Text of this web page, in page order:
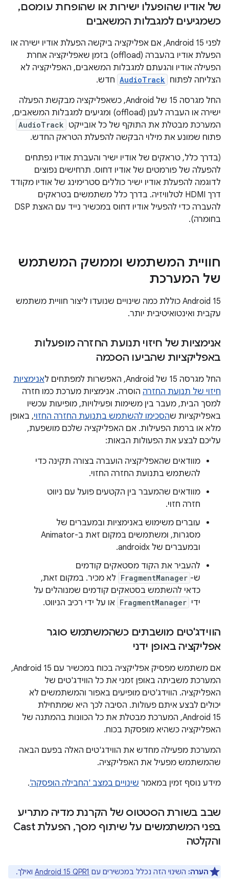
של אודיו שהופעלו ישירות או שהופחת עומסם,
כשמגיעים למגבלות המשאבים
לפני Android 15, אם אפליקציה ביקשה הפעלת אודיו ישירה או
הפעלת אודיו בהעברה (offload) בזמן שאפליקציה אחרת
הפעילה אודיו והגעתם למגבלות המשאבים, האפליקציה לא
הצליחה לפתוח AudioTrack חדש.
החל מגרסה 15 של Android, כשאפליקציה מבקשת הפעלה
ישירה או העברה לענן (offload) ומגיעים למגבלות המשאבים,
המערכת מבטלת את התוקף של כל אובייקט AudioTrack
פתוח שמונע את מילוי הבקשה להפעלת הטראק החדש.
(בדרך כלל, טראקים של אודיו ישיר והעברת אודיו נפתחים
להפעלה של פורמטים של אודיו דחוס. תרחישים נפוצים
לדוגמה להפעלת אודיו ישיר כוללים סטרימינג של אודיו מקודד
דרך HDMI לטלוויזיה. בדרך כלל משתמשים בטראקים
להעברה כדי להפעיל אודיו דחוס במכשיר נייד עם האצת DSP
בחומרה).
חוויית המשתמש וממשק המשתמש
של המערכת
‫Android 15 כוללת כמה שינויים שנועדו ליצור חוויית משתמש
עקבית ואינטואיטיבית יותר.
אנימציות של חיזוי תנועת החזרה מופעלות
באפליקציות שהביעו הסכמה
החל מגרסה 15 של Android, האפשרות למפתחים ל
אנימציות
חיזוי של תנועת החזרה הוסרה. אנימציות מערכת כמו חזרה
למסך הבית, מעבר בין משימות ופעילויות, מופיעות עכשיו
באפליקציות שהסכימו להשתמש בתנועת החזרה החזוי, באופן
מלא או ברמת הפעילות. אם האפליקציה שלכם מושפעת,
עליכם לבצע את הפעולות הבאות:
מוודאים שהאפליקציה הועברה בצורה תקינה כדי
להשתמש בתנועת החזרה החזוי.
מוודאים שהמעבר בין הקטעים פועל עם ניווט
חזרה חזוי.
עוברים משימוש באנימציות ובמעברים של
מסגרות, ומשתמשים במקום זאת ב-Animator
ובמעברים של androidx.
להעביר את הקוד מסטאקים קודמים
ש- FragmentManager לא מכיר. במקום זאת,
כדאי להשתמש בסטאקים קודמים שמנוהלים על
ידי FragmentManager או על ידי רכיב הניווט.
הווידג'טים מושבתים כשהמשתמש סוגר
אפליקציה באופן ידני
אם משתמש מפסיק אפליקציה בכוח במכשיר עם Android 15,
המערכת משביתה באופן זמני את כל הווידג'טים של
האפליקציה. הווידג'טים מופיעים באפור והמשתמשים לא
יכולים לבצע איתם פעולות. הסיבה לכך היא שמתחילת
Android 15, המערכת מבטלת את כל הכוונות בהמתנה של
האפליקציה כשהיא מופסקת בכוח.
המערכת מפעילה מחדש את הווידג'טים האלה בפעם הבאה
שהמשתמש מפעיל את האפליקציה.
מידע נוסף זמין במאמר שינויים במצב 'החבילה הופסקה'.
שבב בשורת הסטטוס של הקרנת מדיה מתריע
בפני המשתמשים על שיתוף מסך,
הפעלת Cast
והקלטה
הערה: השינוי הזה נכלל במכשירים עם Android 15 QPR1 ואילך.